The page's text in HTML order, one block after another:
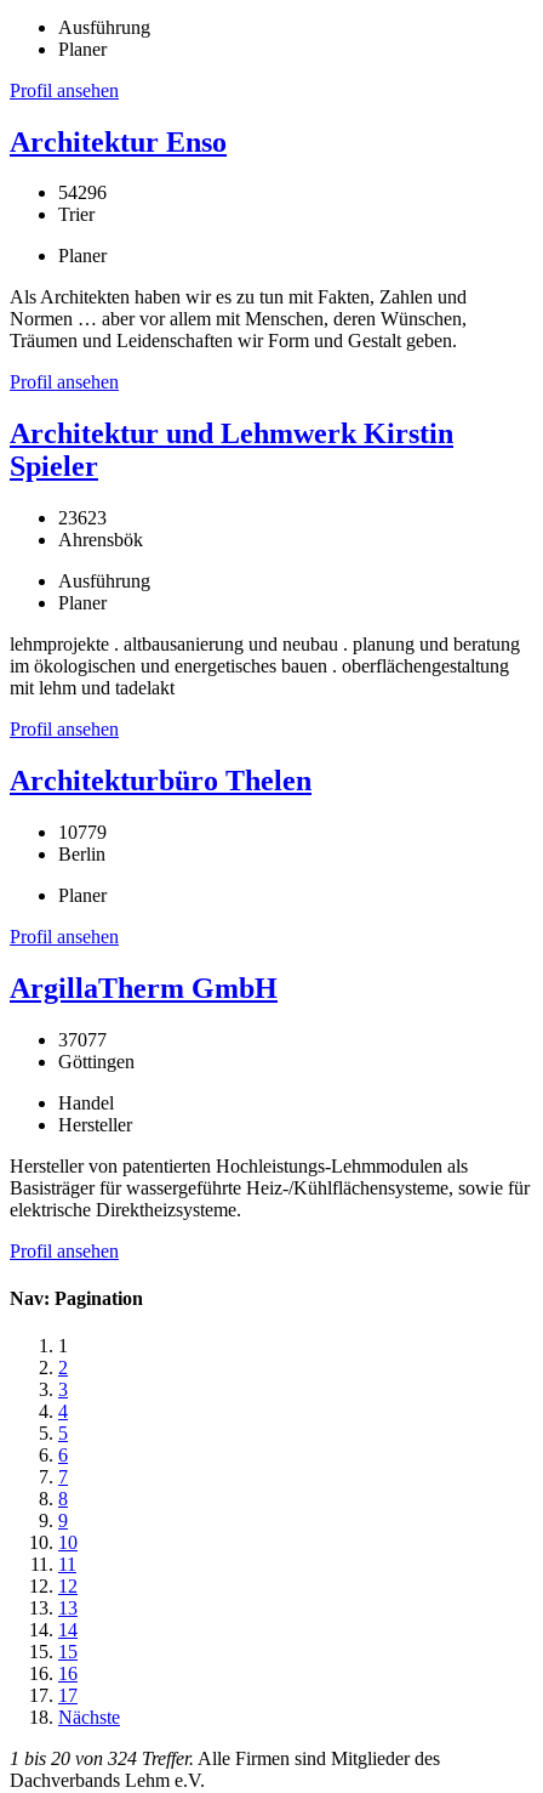
Ausführung
Planer
Profil ansehen
Architektur Enso
54296
Trier
Planer
Als Architekten haben wir es zu tun mit Fakten, Zahlen und
Normen … aber vor allem mit Menschen, deren Wünschen,
Träumen und Leidenschaften wir Form und Gestalt geben.
Profil ansehen
Architektur und Lehmwerk Kirstin
Spieler
23623
Ahrensbök
Ausführung
Planer
lehmprojekte . altbausanierung und neubau . planung und beratung
im ökologischen und energetisches bauen . oberflächengestaltung
mit lehm und tadelakt
Profil ansehen
Architekturbüro Thelen
10779
Berlin
Planer
Profil ansehen
ArgillaTherm GmbH
37077
Göttingen
Handel
Hersteller
Hersteller von patentierten Hochleistungs-Lehmmodulen als
Basisträger für wassergeführte Heiz-/Kühlflächensysteme, sowie für
elektrische Direktheizsysteme.
Profil ansehen
Nav: Pagination
1
2
3
4
5
6
7
8
9
10
11
12
13
14
15
16
17
Nächste
1 bis 20 von 324 Treffer. Alle Firmen sind Mitglieder des
Dachverbands Lehm e.V.